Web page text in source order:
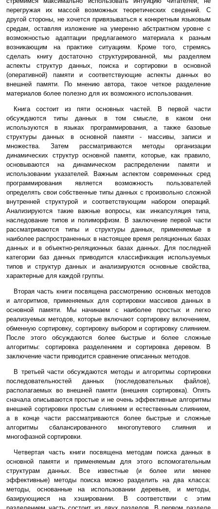
перегружая их массой возможных теоретических сведений. С
другой стороны, не хочется привязываться к конкретным языковым
средам, оставляя изложение на умеренно абстрактном уровне с
возможностью адаптации предлагаемого материала к разным
возникающим на практике ситуациям. Кроме того, стремясь
сделать книгу достаточно структурированной, мы разделяем
аспекты структур данных, поиска и сортировки в основной
(оперативной) памяти и соответствующие аспекты данных во
внешней памяти. По мнению автора, такое четкое разделение
материалов более полезно для их возможного использования.
Книга состоит из пяти основных частей. В первой части
обсуждаются типы данных в том смысле, в каком они
используются в языках программирования, а также базовые
структуры данных в основной памяти - массивы, записи и
множества. Затем рассматриваются методы организации
динамических структур основной памяти, которые, как правило,
основываются на динамическом распределении памяти и
использовании указателей. Важным аспектом современных сред
программирования является возможность пользователей
определять свои собственные типы данных с произвольно сложной
внутренней структурой и соответствующим набором операций.
Анализируются такие важные вопросы, как инкапсуляция типа,
наследование типов и полиморфизм. В заключение первой части
рассматриваются типы и структуры данных, применяемые в
наиболее распространенных в настоящее время реляционных базах
данных и в объектно-реляционных базах данных. Для последней
категории баз данных приводится классификация используемых
типов и структур данных и анализируются основные свойства,
характерные для каждой группы.
Вторая часть книги посвящена рассмотрению основных методов
и алгоритмов, применяемых для сортировки массивов данных в
основной памяти. Мы начинаем с наиболее простых и легко
реализуемых методов, которые включают сортировку включением,
обменную сортировку, сортировку выбором и сортировку слиянием.
После этого обсуждаются более быстрые и более сложные
алгоритмы: сортировка разделением и сортировка деревом. В
заключение части приводится сравнение описанных методов.
В третьей части обсуждаются методы и алгоритмы сортировки
последовательностей данных (последовательных файлов),
располагаемых во внешней памяти (внешняя сортировка). Опять
сначала описываются простые и не очень эффективные алгоритмы
внешней сортировки простым слиянием и естественным слиянием,
а в конце части рассматриваются более быстрые и сложные
алгоритмы сбалансированного многопутевого слияния и
многофазной сортировки.
Четвертая часть книги посвящена методам поиска данных в
основной памяти и применяемым для этого вспомогательным
структурам данных. Все известные (и более или менее
эффективные) методы поиска можно разделить на два класса:
методы, основанные на использовании деревьев, и методы,
базирующиеся на хэшировании. В соответствии с этим